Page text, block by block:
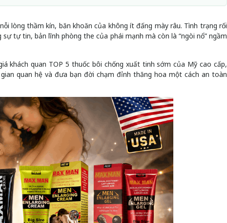
lòng thầm kín, băn khoăn của không ít đấng mày râu. Tình trạng rối
tự tin, bản lĩnh phòng the của phái mạnh mà còn là “ngòi nổ” ngầm
khách quan TOP 5 thuốc bôi chống xuất tinh sớm của Mỹ cao cấp,
quan hệ và đưa bạn đời chạm đỉnh thăng hoa một cách an toàn